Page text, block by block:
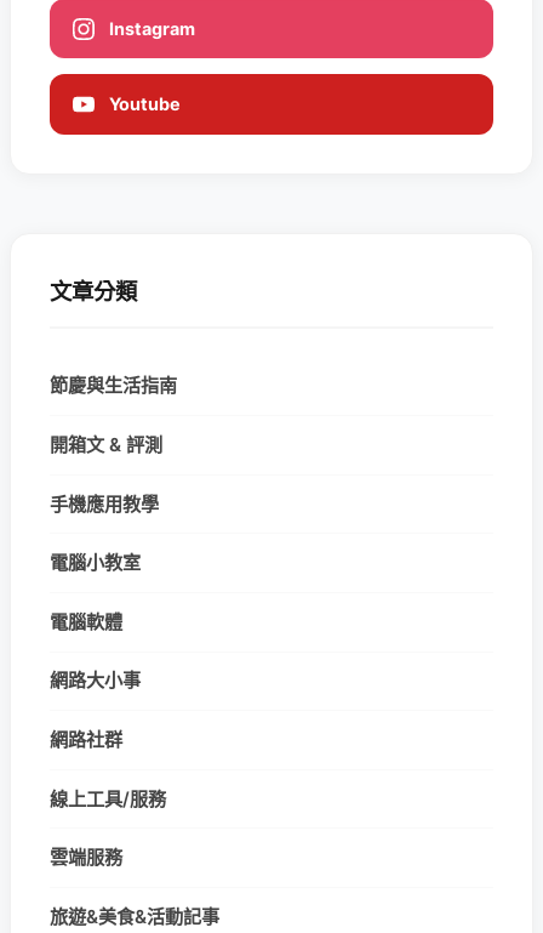
Instagram
Youtube
文章分類
節慶與生活指南
開箱文 & 評測
手機應用教學
電腦小教室
電腦軟體
網路大小事
網路社群
線上工具/服務
雲端服務
旅遊&美食&活動記事